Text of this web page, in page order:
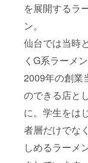
を展開するラ
ン。
仙台では当時
くG系ラーメ
2009年の創業
のできる店と
に。学生をは
者層だけでな
しめるラーメ